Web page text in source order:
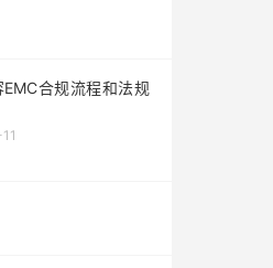
EMC合规流程和法规